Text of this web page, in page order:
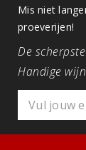
Mis niet
proeverijen!
De
Handige